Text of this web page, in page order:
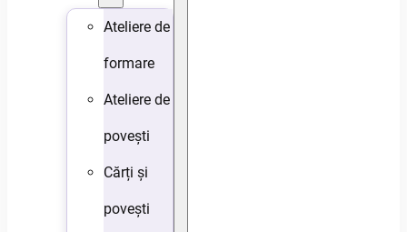
Ateliere de
formare
Ateliere de
povești
Cărți și
povești